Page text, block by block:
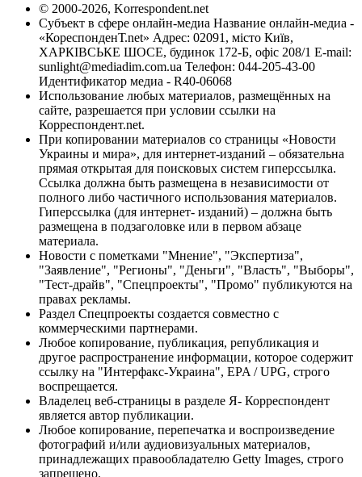
© 2000-2026, Korrespondent.net
Субъект в сфере онлайн-медиа Название онлайн-медиа -
«КореспонденТ.net» Адрес: 02091, місто Київ,
ХАРКІВСЬКЕ ШОСЕ, будинок 172-Б, офіс 208/1 E-mail:
sunlight@mediadim.com.ua Телефон: 044-205-43-00
Идентификатор медиа - R40-06068
Использование любых материалов, размещённых на
сайте, разрешается при условии ссылки на
Корреспондент.net.
При копировании материалов со страницы «Новости
Украины и мира», для интернет-изданий – обязательна
прямая открытая для поисковых систем гиперссылка.
Ссылка должна быть размещена в независимости от
полного либо частичного использования материалов.
Гиперссылка (для интернет- изданий) – должна быть
размещена в подзаголовке или в первом абзаце
материала.
Новости с пометками "Мнение", "Экспертиза",
"Заявление", "Регионы", "Деньги", "Власть", "Выборы",
"Тест-драйв", "Спецпроекты", "Промо" публикуются на
правах рекламы.
Раздел Спецпроекты создается совместно с
коммерческими партнерами.
Любое копирование, публикация, републикация и
другое распространение информации, которое содержит
ссылку на "Интерфакс-Украина", EPA / UPG, строго
воспрещается.
Владелец веб-страницы в разделе Я- Корреспондент
является автор публикации.
Любое копирование, перепечатка и воспроизведение
фотографий и/или аудиовизуальных материалов,
принадлежащих правообладателю Getty Images, строго
запрещено.